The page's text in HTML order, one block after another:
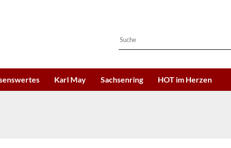
Karl May Sachsenring HOT im Herzen